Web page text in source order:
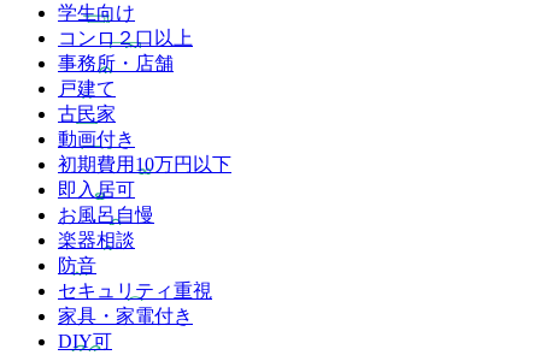
学生向け
コンロ２口以上
事務所・店舗
戸建て
古民家
動画付き
初期費用10万円以下
即入居可
お風呂自慢
楽器相談
防音
セキュリティ重視
家具・家電付き
DIY可